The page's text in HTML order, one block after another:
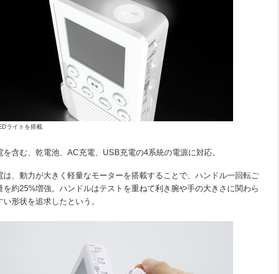
ライトを搭載
を含む、乾電池、AC充電、USB充電の4系統の電源に対応。
は、動力が大きく軽量なモーターを搭載することで、ハンドル一回転ご
を約25%増強。ハンドルはテストを重ねて利き腕や手の大きさに関わら
い形状を追求したという。